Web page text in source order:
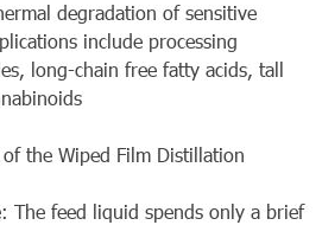
degradation of sensitive
include processing
long-chain free fatty acids, tall
the Wiped Film Distillation
The feed liquid spends only a brief